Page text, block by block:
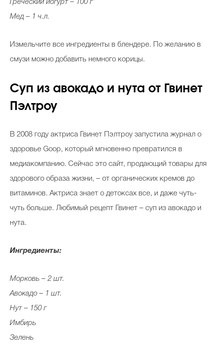
Греческий йогурт – 100 г
Мед – 1 ч.л.
Измельчите все ингредиенты в блендере. По желанию в
смузи можно добавить немного корицы.
Суп из авокадо и нута от Гвинет
Пэлтроу
В 2008 году актриса Гвинет Пэлтроу запустила журнал о
здоровье Goop, который мгновенно превратился в
медиакомпанию. Сейчас это сайт, продающий товары для
здорового образа жизни, – от органических кремов до
витаминов. Актриса знает о детоксах все, и даже чуть-
чуть больше. Любимый рецепт Гвинет – суп из авокадо и
нута.
Ингредиенты:
Морковь – 2 шт.
Авокадо – 1 шт.
Нут – 150 г
Имбирь
Зелень